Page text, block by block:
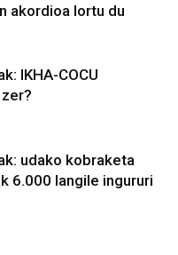
akordioa lortu du
IKHA-COCU
udako kobraketa
6.000 langile ingururi